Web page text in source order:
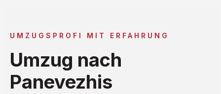
UMZUGSPROFI MIT ERFAHRUNG
Umzug nach
Panevezhis